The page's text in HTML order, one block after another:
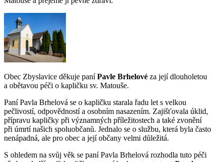
Obec Zbyslavice děkuje paníPavle Brhelové za její dlouholetou
a obětavou péči o kapličku sv. Matouše.
Paní Pavla Brhelová se o kapličku starala řadu let s velkou
pečlivostí, odpovědností a osobním nasazením. Zajišťovala úklid,
přípravu kapličky při významných příležitostech a také zvonění
při úmrtí našich spoluobčanů. Jednalo se o službu, která byla často
nenápadná, ale pro obec a její občany velmi důležitá.
S ohledem na svůj věk se paní Pavla Brhelová rozhodla tuto péči